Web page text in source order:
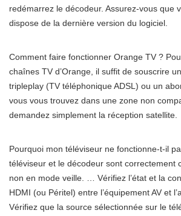
redémarrez le décodeur. Assurez-vous que
dispose de la dernière version du logiciel.
Comment faire fonctionner Orange TV ?
chaînes TV d’Orange, il suffit de souscrire
tripleplay (TV téléphonique ADSL) ou un
vous vous trouvez dans une zone non
demandez simplement la réception satellite.
Pourquoi mon téléviseur ne fonctionne-t-il
téléviseur et le décodeur sont correctement
non en mode veille. … Vérifiez l’état et la
HDMI (ou Péritel) entre l’équipement AV et
Vérifiez que la source sélectionnée sur le